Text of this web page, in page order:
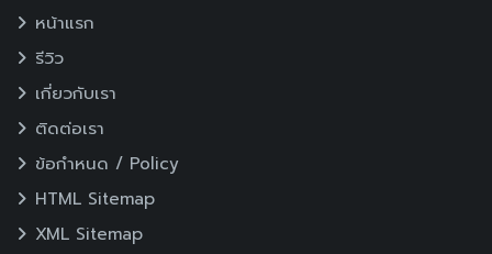
หน้าแรก
รีวิว
เกี่ยวกับเรา
ติดต่อเรา
ข้อกำหนด / Policy
HTML Sitemap
XML Sitemap